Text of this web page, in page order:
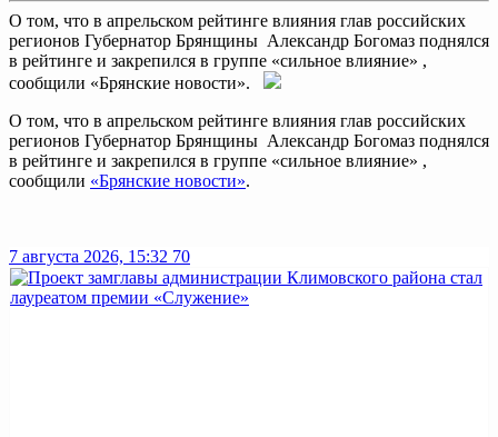
О том, что в апрельском рейтинге влияния глав российских
регионов Губернатор Брянщины Александр Богомаз поднялся
в рейтинге и закрепился в группе «сильное влияние» ,
сообщили «Брянские новости».
О том, что в апрельском рейтинге влияния глав российских
регионов Губернатор Брянщины Александр Богомаз поднялся
в рейтинге и закрепился в группе «сильное влияние» ,
сообщили «Брянские новости».
7 августа 2026, 15:32 70